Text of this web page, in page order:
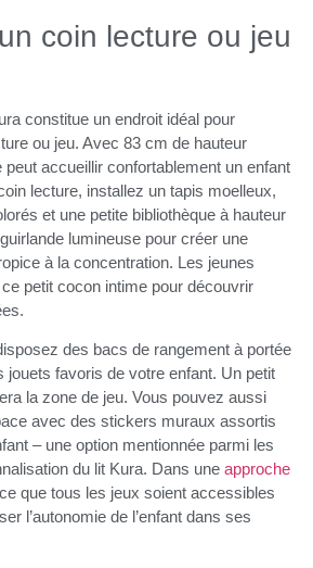
coin lecture ou jeu
constitue un endroit idéal pour
ou jeu. Avec 83 cm de hauteur
accueillir confortablement un enfant
lecture, installez un tapis moelleux,
et une petite bibliothèque à hauteur
lumineuse pour créer une
à la concentration. Les jeunes
petit cocon intime pour découvrir
des bacs de rangement à portée
jouets favoris de votre enfant. Un petit
la zone de jeu. Vous pouvez aussi
avec des stickers muraux assortis
– une option mentionnée parmi les
du lit Kura. Dans une approche
que tous les jeux soient accessibles
l’autonomie de l’enfant dans ses